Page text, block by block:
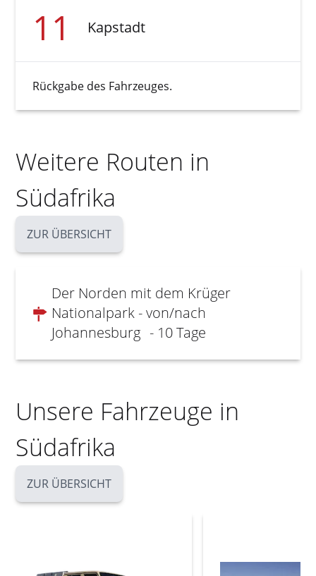
11 Kapstadt
Rückgabe des Fahrzeuges.
Weitere Routen in
Südafrika
ZUR ÜBERSICHT
Der Norden mit dem Krüger
Nationalpark - von/nach
Johannesburg - 10 Tage
Unsere Fahrzeuge in
Südafrika
ZUR ÜBERSICHT